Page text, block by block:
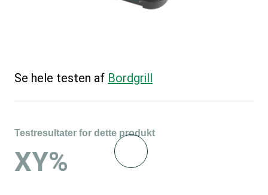
Se hele testen af Bordgrill
Testresultater for dette produkt
XY%